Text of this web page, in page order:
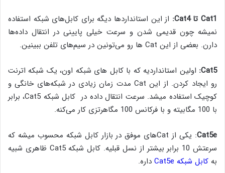
Cat1تاCat4
: از این استانداردها دیگه برای کابل‌های شبکه استفاده
نمیشه چون قدیمی شدن و سرعت خیلی پایینی در انتقال داده‌ها
دارن. بعضی از این Cat ها رو می‌تونین در سیم‌های تلفن ببینین.
Cat5: اولین استانداردیه که با کابل های شبکه‌ اون، یک شبکه اترنت
رو ایجاد کردن. از این Cat مدت زمان زیادی در شبکه‌های خانگی و
کوچیک استفاده میشد. سرعت انتقال داده در کابل شبکه Cat5، برابر
با 100 مگابیته و با فرکانس 100 مگاهرتزی کار می‌کنه.
Cat5e
: یکی از Cat‌های موفق در بازار کابل شبکه محسوب میشه که
سرعتش 10 برابر بیشتر از نسل قبلیه. کابل شبکه Cat5 ظاهری شبیه
به کابل شبکه Cat5e داره.